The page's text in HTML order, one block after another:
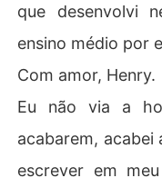
que desenvolvi
ensino médio por
Com amor, Henry.
Eu não via a
acabarem, acabei
escrever em